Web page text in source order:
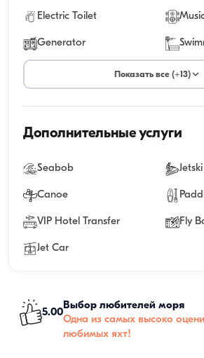
Electric Toilet
Generator
Показать все (+13)
Дополнительные услуги
Seabob Jetski
Canoe
VIP Hotel Transfer Fly
Jet Car
5.00
Выбор любителей моря
Одна из самых высоко
любимых яхт!